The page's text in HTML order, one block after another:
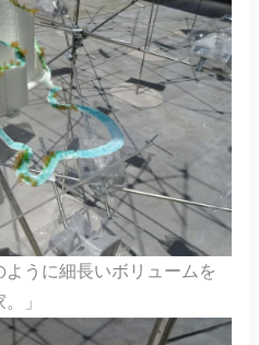
ように細長いボリュームを
」